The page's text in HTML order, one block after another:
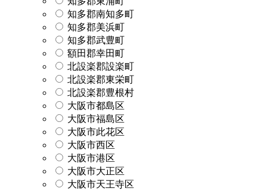
知多郡南知多町
知多郡美浜町
知多郡武豊町
額田郡幸田町
北設楽郡設楽町
北設楽郡東栄町
北設楽郡豊根村
大阪市都島区
大阪市福島区
大阪市此花区
大阪市西区
大阪市港区
大阪市大正区
大阪市天王寺区